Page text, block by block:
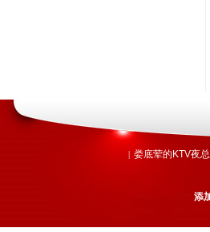
| 娄底荤的KTV夜
添